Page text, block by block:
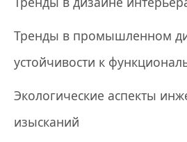
Тренды в промышленном
устойчивости к
Экологические аспекты
изысканий